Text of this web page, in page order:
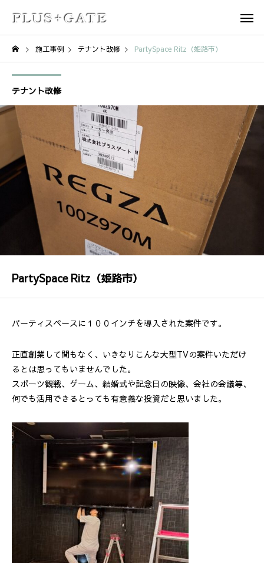
施工事例 テナント改修 PartySpace Ritz（姫路市）
テナント改修
PartySpace Ritz（姫路市）
パーティスペースに１００インチを導入された案件です。
正直創業して間もなく、いきなりこんな大型TVの案件いただけ
るとは思ってもいませんでした。
スポーツ観戦、ゲーム、結婚式や記念日の映像、会社の会議等、
何でも活用できるとっても有意義な投資だと思いました。